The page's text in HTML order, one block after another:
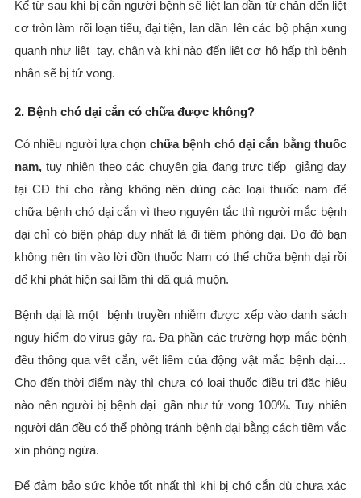
Kể từ sau khi bị cắn người bệnh sẽ liệt lan dần từ chân đến liệt
cơ tròn làm rối loạn tiểu, đại tiện, lan dần lên các bộ phận xung
quanh như liệt tay, chân và khi nào đến liệt cơ hô hấp thì bệnh
nhân sẽ bị tử vong.
2. Bệnh chó dại cắn có chữa được không?
Có nhiều người lựa chọn chữa bệnh chó dại cắn bằng thuốc
nam,tuy nhiên theo các chuyên gia đang trực tiếp giảng dạy
tại CĐ thì cho rằng không nên dùng các loại thuốc nam để
chữa bệnh chó dại cắn vì theo nguyên tắc thì người mắc bệnh
dại chỉ có biện pháp duy nhất là đi tiêm phòng dại. Do đó bạn
không nên tin vào lời đồn thuốc Nam có thể chữa bệnh dại rồi
để khi phát hiện sai lầm thì đã quá muộn.
Bệnh dại là một bệnh truyền nhiễm được xếp vào danh sách
nguy hiểm do virus gây ra. Đa phần các trường hợp mắc bệnh
đều thông qua vết cắn, vết liếm của động vật mắc bệnh dại…
Cho đến thời điểm này thì chưa có loại thuốc điều trị đặc hiệu
nào nên người bị bệnh dại gần như tử vong 100%. Tuy nhiên
người dân đều có thể phòng tránh bệnh dại bằng cách tiêm vắc
xin phòng ngừa.
Để đảm bảo sức khỏe tốt nhất thì khi bị chó cắn dù chưa xác